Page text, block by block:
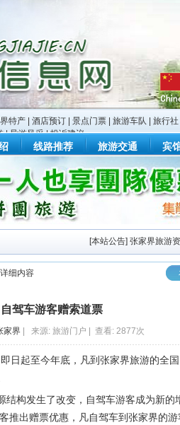
特产 酒店预订 景点门票 旅游车队 旅行社
|导游风采|投诉建议
线路推荐 旅游交通 宾
[本站公告] 张家界旅游
细内容
驾车游客赠索道票
家界 | 来源: 旅游门户 | 查看: 2877次
日起至今年底，凡到张家界旅游的全国
构发生了改变，自驾车游客成为新的
推出赠票优惠，凡自驾车到张家界的